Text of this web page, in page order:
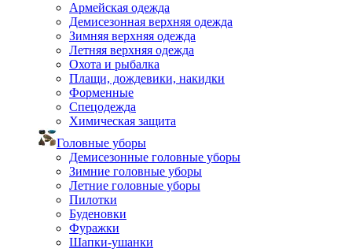
Армейская одежда
Демисезонная верхняя одежда
Зимняя верхняя одежда
Летняя верхняя одежда
Охота и рыбалка
Плащи, дождевики, накидки
Форменные
Спецодежда
Химическая защита
Головные уборы
Демисезонные головные уборы
Зимние головные уборы
Летние головные уборы
Пилотки
Буденовки
Фуражки
Шапки-ушанки